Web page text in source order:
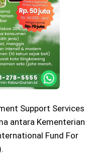
Support Services
antara Kementerian
Fund For